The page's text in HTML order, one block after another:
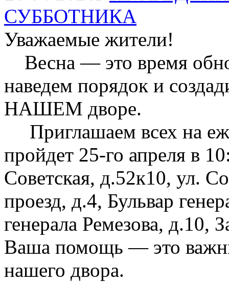
СУББОТНИКА
Уважаемые жители!
Весна — это время
наведем порядок и
НАШЕМ дворе.
Приглашаем всех на
пройдет 25-го апреля в
Советская, д.52к10, ул.
проезд, д.4, Бульвар
генерала Ремезова, д.10,
Ваша помощь — это
нашего двора.